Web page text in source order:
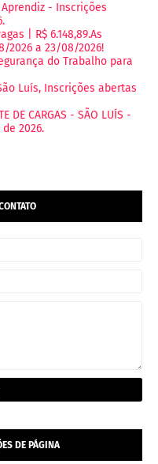
- Inscrições
| R$ 6.148,89.As
2026 a 23/08/2026!
do Trabalho para
Luís, Inscrições abertas
DE CARGAS - SÃO LUÍS -
2026.
DE PÁGINA